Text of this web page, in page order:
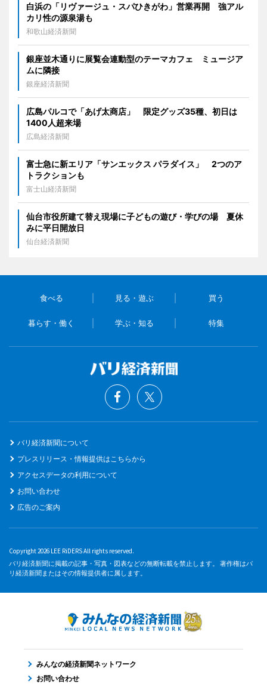
白浜の「リヴァージュ・スパひきがわ」営業再開 強アル
カリ性の源泉湯も
和歌山経済新聞
銀座並木通りに展覧会連動型のテーマカフェ ミュージア
ムに隣接
銀座経済新聞
広島パルコで「あげ太商店」 限定グッズ35種、初日は
1400人超来場
広島経済新聞
富士急に新エリア「サンエックス パラダイス」 2つのア
トラクションも
富士山経済新聞
仙台市役所建て替え現場に子どもの遊び・学びの場 夏休
みに平日開放日
仙台経済新聞
食べる 見る・遊ぶ 買う
暮らす・働く 学ぶ・知る 特集
バリ経済新聞について
プレスリリース・情報提供はこちらから
アクセスデータの利用について
お問い合わせ
広告のご案内
Copyright 2026 LEE RiDERS All rights reserved.
バリ経済新聞に掲載の記事・写真・図表などの無断転載を禁止します。 著作権はバ
リ経済新聞またはその情報提供者に属します。
みんなの経済新聞ネットワーク
お問い合わせ